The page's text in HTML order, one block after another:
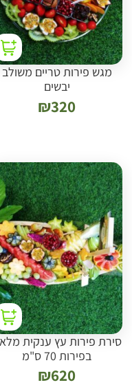
מגש פירות טריים משולב
יבשים
₪320
סירת פירות עץ ענקית מלאה
בפירות 70 ס"מ
₪620